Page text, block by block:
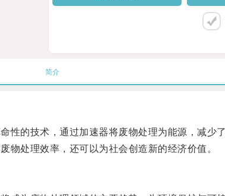
简介
的技术，通过加速器将废物处理为能源，减少了
处理效率，还可以为社会创造新的经济价值。